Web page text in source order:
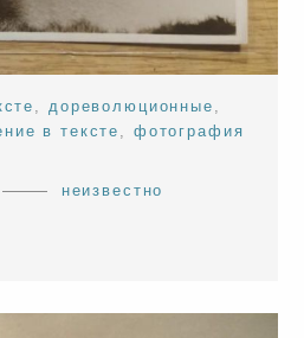
, дореволюционные ,
в тексте , фотография
неизвестно